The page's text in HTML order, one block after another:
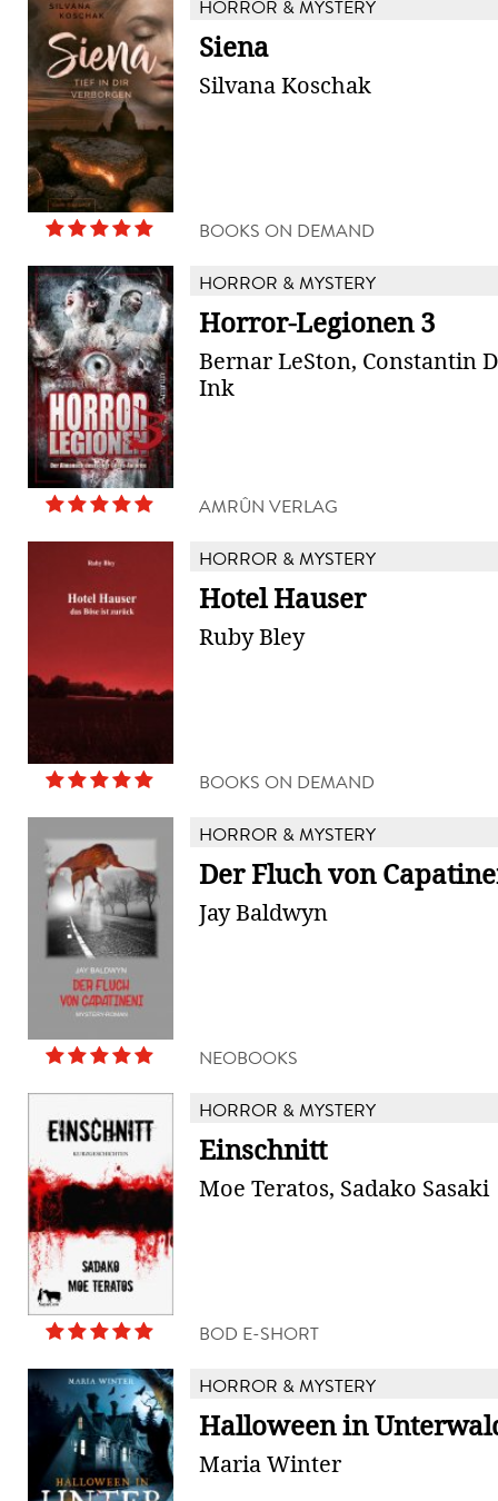
HORROR & MYSTERY
Siena
Silvana Koschak
BOOKS ON DEMAND
HORROR & MYSTERY
Horror-Legionen 3
Bernar LeSton, Constantin
Ink
AMRÛN VERLAG
HORROR & MYSTERY
Hotel Hauser
Ruby Bley
BOOKS ON DEMAND
HORROR & MYSTERY
Der Fluch von
Jay Baldwyn
NEOBOOKS
HORROR & MYSTERY
Einschnitt
Moe Teratos, Sadako Sasaki
BOD E-SHORT
HORROR & MYSTERY
Halloween in
Maria Winter